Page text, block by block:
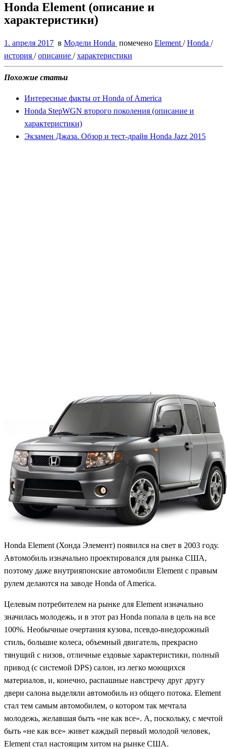
Honda Element (описание и
характеристики)
1. апреля 2017 в Модели Honda помечено Element /Honda /
история /описание /характеристики
Похожие статьи
Интересные факты от Honda of America
Honda StepWGN второго поколения (описание и
характеристики)
Экзамен Джаза. Обзор и тест-драйв Honda Jazz 2015
Honda Element (Хонда Элемент) появился на свет в 2003 году.
Автомобиль изначально проектировался для рынка США,
поэтому даже внутрияпонские автомобили Element с правым
рулем делаются на заводе Honda of America.
Целевым потребителем на рынке для Element изначально
значилась молодежь, и в этот раз Honda попала в цель на все
100%. Необычные очертания кузова, псевдо-внедорожный
стиль, большие колеса, объемный двигатель, прекрасно
тянущий с низов, отличные ездовые характеристики, полный
привод (с системой DPS) салон, из легко моющихся
материалов, и, конечно, распашные навстречу друг другу
двери салона выделяли автомобиль из общего потока. Element
стал тем самым автомобилем, о котором так мечтала
молодежь, желавшая быть «не как все». А, поскольку, с мечтой
быть «не как все» живет каждый первый молодой человек,
Element стал настоящим хитом на рынке США.